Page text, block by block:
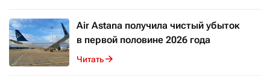
Air Astana получила чистый убыток
в первой половине 2026 года
Читать